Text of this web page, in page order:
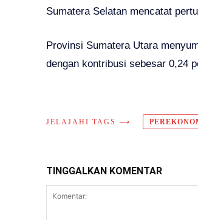
Sumatera Selatan mencatat
Provinsi Sumatera Utara
dengan kontribusi sebesar 0,24
JELAJAHI TAGS ⟶
TINGGALKAN KOMENTAR